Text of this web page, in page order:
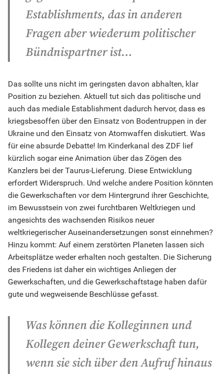
Establishments, das in anderen
Fragen aber wiederum politischer
Bündnispartner ist…
Das sollte uns nicht im geringsten davon abhalten, klar
Position zu beziehen. Aktuell tut sich das politische und
auch das mediale Establishment dadurch hervor, dass es
kriegsbesoffen über den Einsatz von Bodentruppen in der
Ukraine und den Einsatz von Atomwaffen diskutiert. Was
für eine absurde Debatte! Im Kinderkanal des ZDF lief
kürzlich sogar eine Animation über das Zögen des
Kanzlers bei der Taurus-Lieferung. Diese Entwicklung
erfordert Widerspruch. Und welche andere Position könnten
die Gewerkschaften vor dem Hintergrund ihrer Geschichte,
im Bewusstsein von zwei furchtbaren Weltkriegen und
angesichts des wachsenden Risikos neuer
weltkriegerischer Auseinandersetzungen sonst einnehmen?
Hinzu kommt: Auf einem zerstörten Planeten lassen sich
Arbeitsplätze weder erhalten noch gestalten. Die Sicherung
des Friedens ist daher ein wichtiges Anliegen der
Gewerkschaften, und die Gewerkschaftstage haben dafür
gute und wegweisende Beschlüsse gefasst.
Was können die Kolleginnen und
Kollegen deiner Gewerkschaft tun,
wenn sie sich über den Aufruf hinaus